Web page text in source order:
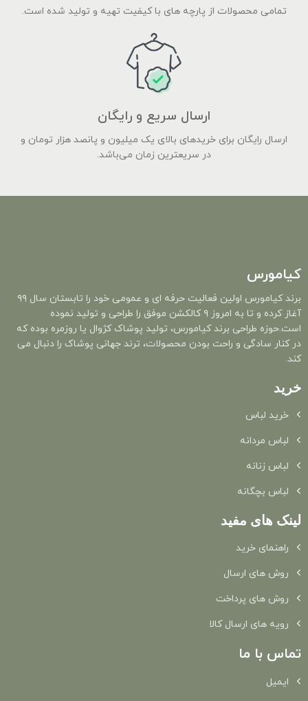
تمامی محصولات از پارچه های با کیفیت تهیه و تولید شده است.
ارسال سریع و رایگان
ارسال رایگان برای خریدهای بالای یک میلیون و پانصد هزار تومان و
در سریعترین زمان می‌باشد.
کیامورس
برند کیامورس اولین فعالیت حرفه ای و عمومی خود را تابستان سال ۹۹
آغاز کرده و تا به امروز ۹ کالکشن موفق را طراحی و تولید نموده
است.حوزه طراحی برند کیامورس، تولید پوشاک کژوال یا روزمره بوده که
در کنار سادگی و راحت بودن محصولات، ترند جهانی پوشاک را دنبال می
کند.
خرید
خرید لباس
لباس مردانه
لباس زنانه
لباس بچگانه
لینک های مفید
راهنمای خرید
روش های ارسال
روش های پرداخت
رویه های ارسال کالا
تماس با ما
ایمیل